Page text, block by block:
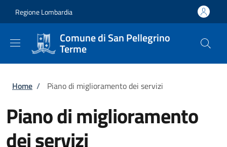
Regione Lombardia
Comune di San Pellegrino
Terme
Briciole di pane
Home / Piano di miglioramento dei servizi
Piano di miglioramento
dei servizi